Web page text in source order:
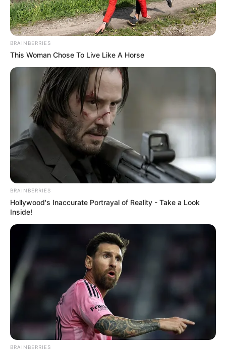
BRAINBERRIES
This Woman Chose To Live Like A Horse
BRAINBERRIES
Hollywood's Inaccurate Portrayal of Reality - Take a Look
Inside!
BRAINBERRIES